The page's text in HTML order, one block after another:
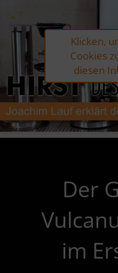
Klicken,
Cookies
diesen
Der
im